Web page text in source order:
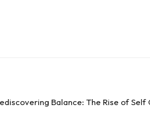
Balance: The Rise of